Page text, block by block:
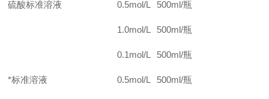
硫酸标准溶液 0.5mol/L 500ml/瓶
1.0mol/L 500ml/瓶
*标准溶液
0.1mol/L 500ml/瓶
0.5mol/L 500ml/瓶